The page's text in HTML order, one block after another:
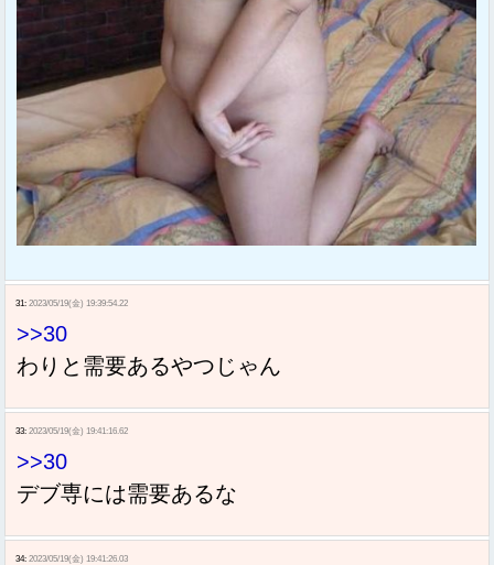
31: 2023/05/19(金) 19:39:54.22
>>30
わりと需要あるやつじゃん
33: 2023/05/19(金) 19:41:16.62
>>30
デブ専には需要あるな
34: 2023/05/19(金) 19:41:26.03